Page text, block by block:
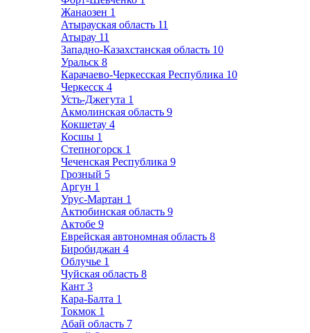
Жанаозен 1
Атырауская область 11
Атырау 11
Западно-Казахстанская область 10
Уральск 8
Карачаево-Черкесская Республика 10
Черкесск 4
Усть-Джегута 1
Акмолинская область 9
Кокшетау 4
Косшы 1
Степногорск 1
Чеченская Республика 9
Грозный 5
Аргун 1
Урус-Мартан 1
Актюбинская область 9
Актобе 9
Еврейская автономная область 8
Биробиджан 4
Облучье 1
Чуйская область 8
Кант 3
Кара-Балта 1
Токмок 1
Абай область 7